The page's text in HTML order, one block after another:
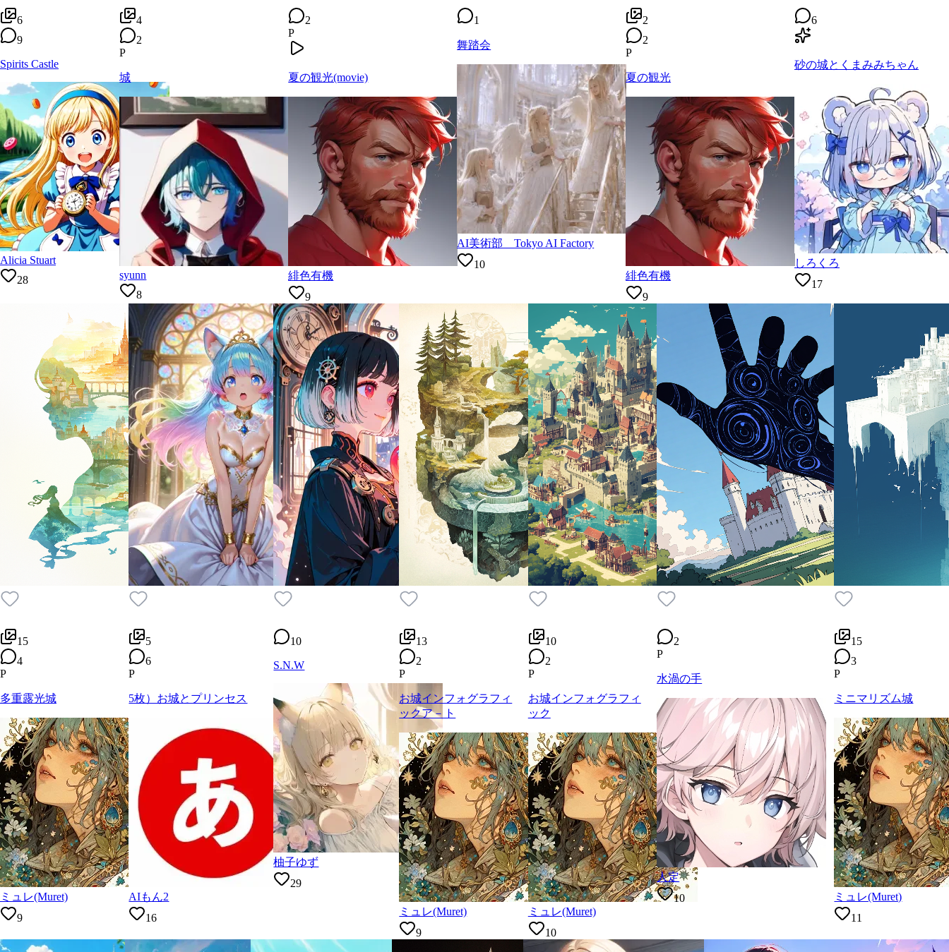
6
9
Spirits Castle
Alicia Stuart
28
4
2
P
城
syunn
8
2
P
夏の観光(movie)
緋色有機
9
1
舞踏会
AI美術部 Tokyo AI Factory
10
2
2
P
夏の観光
緋色有機
9
6
砂の城とくまみみちゃん
しろくろ
17
15
4
P
多重露光城
ミュレ(Muret)
9
5
6
P
5枚）お城とプリンセス
AIもん2
16
10
S.N.W
柚子ゆず
29
13
2
P
お城インフォグラフィ
ックア－ト
ミュレ(Muret)
9
10
2
P
お城インフォグラフィ
ック
ミュレ(Muret)
10
2
P
水渦の手
人定
10
15
3
P
ミニマリズム城
ミュレ(Muret)
11